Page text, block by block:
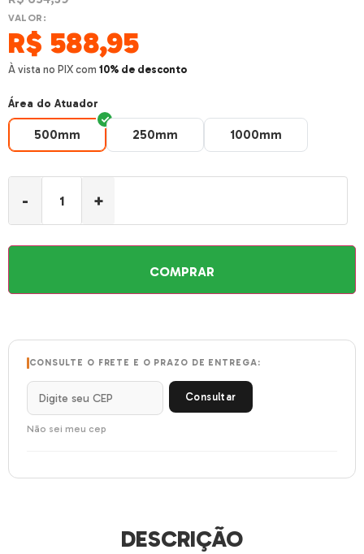
VALOR:
R$ 588,95
À vista no PIX com 10% de desconto
Área do Atuador
500mm 250mm 1000mm
- +
COMPRAR
CONSULTE O FRETE E O PRAZO DE ENTREGA:
Consultar
Não sei meu cep
DESCRIÇÃO